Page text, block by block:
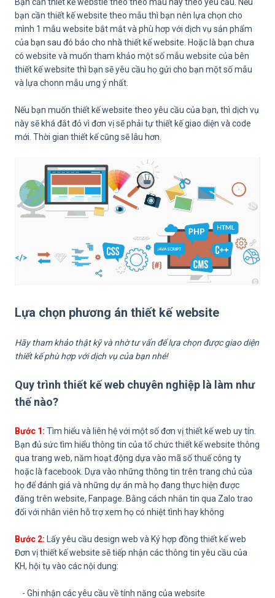
bạn cần thiết kế website theo mẫu thì bạn nên lựa chọn cho
mình 1 mẫu website bắt mắt và phù hơp với dịch vụ sản phẩm
của bạn sau đó báo cho nhà thiết kế website. Hoặc là bạn chưa
có website và muốn tham khảo một số mẫu website của bên
thiết kế website thì bạn sẽ yêu cầu họ gửi cho bạn một số mẫu
và lựa chonn mẫu ưng ý nhất.
Nếu bạn muốn thiết kế website theo yêu cầu của bạn, thì dịch vụ
này sẽ khá đắt đỏ vì đơn vị sẽ phải tự thiết kế giao diện và code
mới. Thời gian thiết kế cũng sẽ lâu hơn.
Lựa chọn phương án thiết kế website
Hãy tham khảo thật kỹ và nhờ tư vấn để lựa chọn được giao diện
thiết kế phù hợp với dịch vụ của bạn nhé!
Quy trình thiết kế web chuyên nghiệp là làm như
thế nào?
Bước 1: Tìm hiểu và liên hệ với một số đơn vị thiết kế web uy tín.
Bạn đủ sức tìm hiểu thông tin của tổ chức thiết kế website thông
qua trang web, năm hoạt động dựa vào mã số thuế công ty
hoặc là facebook. Dựa vào những thông tin trên trang chủ của
họ để đánh giá và những dự án mà họ đang thực hiện được
đăng trên website, Fanpage. Bằng cách nhắn tin qua Zalo trao
đổi với nhân viên hỗ trợ xem họ có nhiệt tình hay không
Bước 2: Lấy yêu cầu design web và Ký hợp đồng thiết kế web
Đơn vị thiết kế website sẽ tiếp nhận các thông tin yêu cầu của
KH, hội tụ vào các nội dung:
- Ghi nhận các yêu cầu về tính năng của website